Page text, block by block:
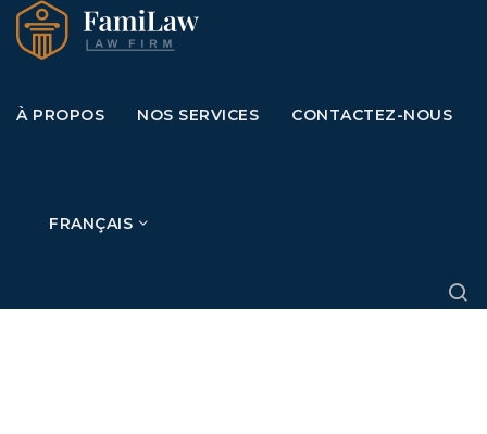
À PROPOS NOS SERVICES CONTACTEZ-NOUS
FRANÇAIS